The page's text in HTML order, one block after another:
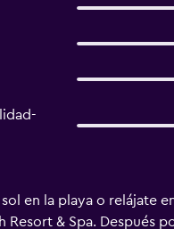
en la playa o relájate
Resort & Spa. Después